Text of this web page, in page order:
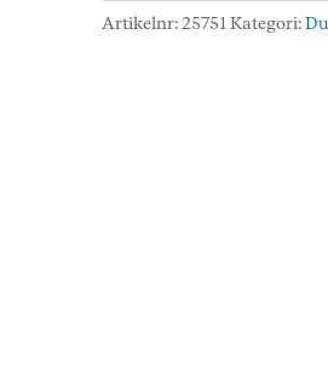
Artikelnr: 25751 Kategori: